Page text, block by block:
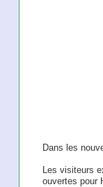
Dans les
Les visiteurs
ouvertes pour